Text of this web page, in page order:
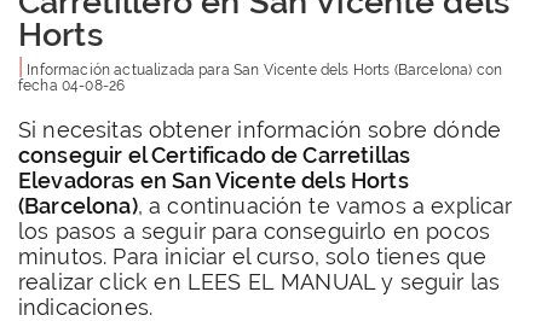
Horts
Información actualizada para San Vicente dels Horts (Barcelona) con
fecha 04-08-26
Si necesitas obtener información sobre dónde
conseguir el Certificado de Carretillas
Elevadoras en San Vicente dels Horts
(Barcelona), a continuación te vamos a explicar
los pasos a seguir para conseguirlo en pocos
minutos. Para iniciar el curso, solo tienes que
realizar click en LEES EL MANUAL y seguir las
indicaciones.